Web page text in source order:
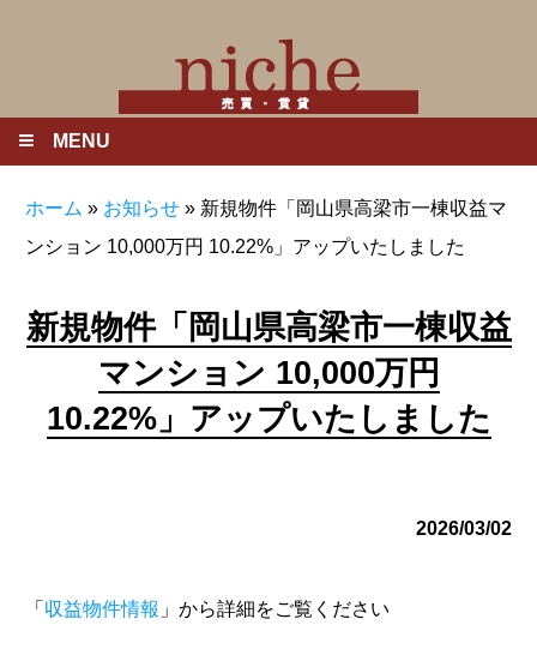
MENU
ホーム » お知らせ » 新規物件「岡山県高梁市一棟収益マ
ンション 10,000万円 10.22%」アップいたしました
新規物件「岡山県高梁市一棟収益
マンション 10,000万円
10.22%」アップいたしました
2026/03/02
「 収益物件情報 」から詳細をご覧ください